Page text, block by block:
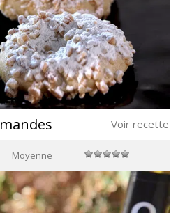
Voir recette
Moyenne